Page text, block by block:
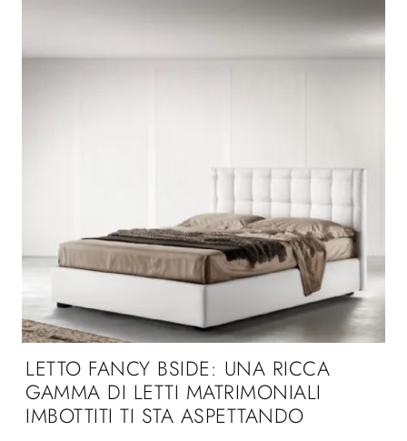
LETTO FANCY BSIDE: UNA RICCA
GAMMA DI LETTI MATRIMONIALI
IMBOTTITI TI STA ASPETTANDO